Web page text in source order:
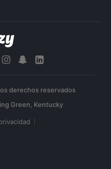
derechos reservados